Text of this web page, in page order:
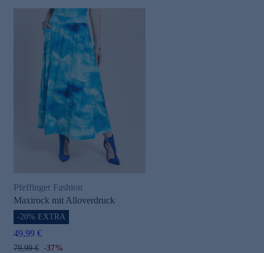
Pfeffinger Fashion
Maxirock mit Alloverdruck
-20% EXTRA
49,99 €
79,99 € -37%